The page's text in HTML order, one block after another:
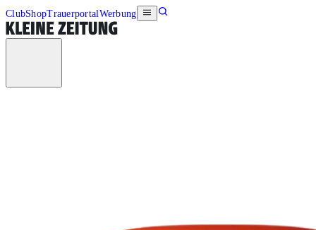
ClubShopTrauerportalWerbung